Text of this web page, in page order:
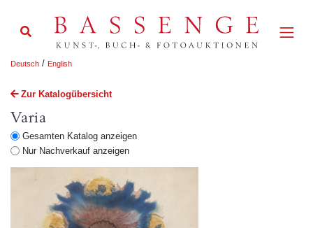
Deutsch / English
Zur Katalogübersicht
Varia
Gesamten Katalog anzeigen
Nur Nachverkauf anzeigen